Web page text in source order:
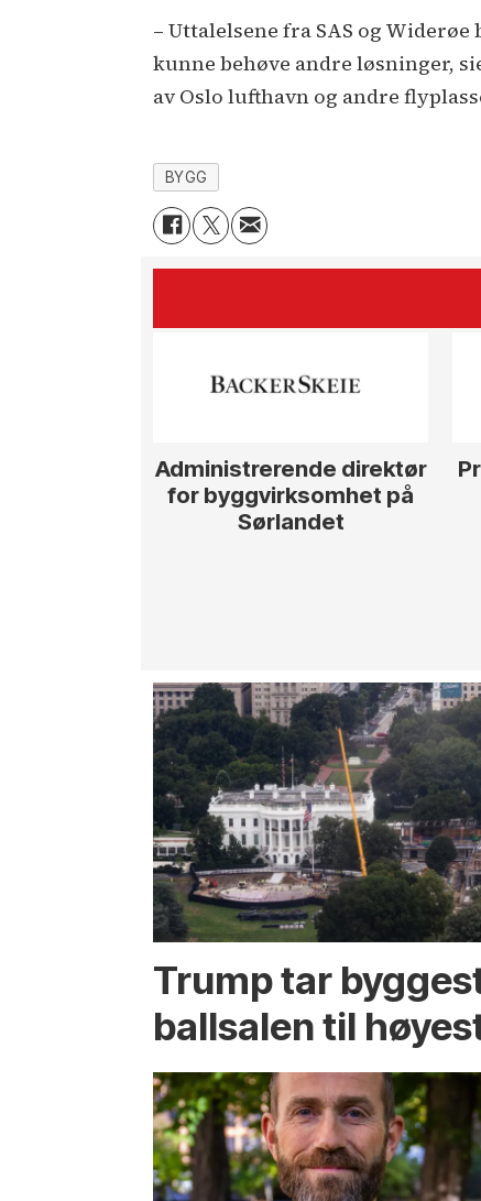
– Uttalelsene fra SAS og
kunne behøve andre løsninger,
av Oslo lufthavn og andre
BYGG
Administrerende direktør
for byggvirksomhet på
Sørlandet
Trump tar
ballsalen til